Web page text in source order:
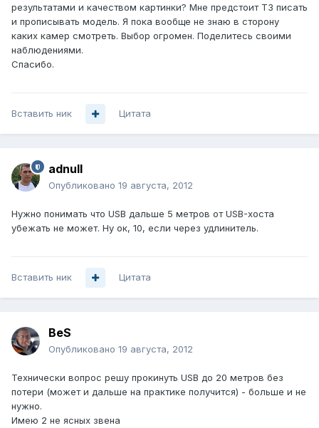
результатами и качеством картинки? Мне предстоит ТЗ писать
и прописывать модель. Я пока вообще не знаю в сторону
каких камер смотреть. Выбор огромен. Поделитесь своими
наблюдениями.
Спасибо.
Вставить ник Цитата
adnull
Опубликовано 19 августа, 2012
Нужно понимать что USB дальше 5 метров от USB-хоста
убежать не может. Ну ок, 10, если через удлинитель.
Вставить ник Цитата
BeS
Опубликовано 19 августа, 2012
Технически вопрос решу прокинуть USB до 20 метров без
потери (может и дальше на практике получится) - больше и не
нужно.
Имею 2 не ясных звена